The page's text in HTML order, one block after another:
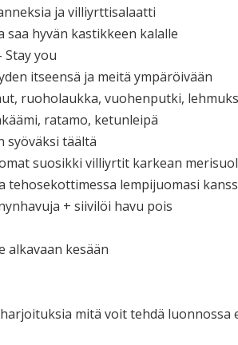
ja villiyrttisalaatti
hyvän kastikkeen kalalle
Stay you
itseensä ja meitä ympäröivään
ruoholaukka, vuohenputki,
ratamo, ketunleipä
syöväksi täältä
suosikki villiyrtit karkean
tehosekottimessa lempijuomasi
+ siivilöi havu pois
alkavaan kesään
mitä voit tehdä luonnossa